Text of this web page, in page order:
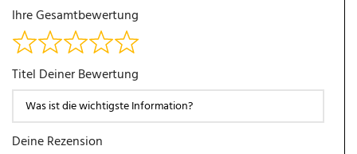
Ihre Gesamtbewertung
Titel Deiner Bewertung
Deine Rezension